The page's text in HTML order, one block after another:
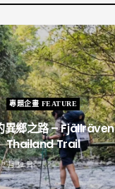
專題企畫 FEATURE
異鄉之路 – Fjällräven
Thailand Trail
2 月 12 日